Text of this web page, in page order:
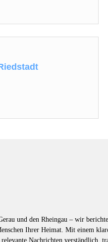
und den Rheingau – wir
Ihrer Heimat. Mit einem
Nachrichten verständlich,